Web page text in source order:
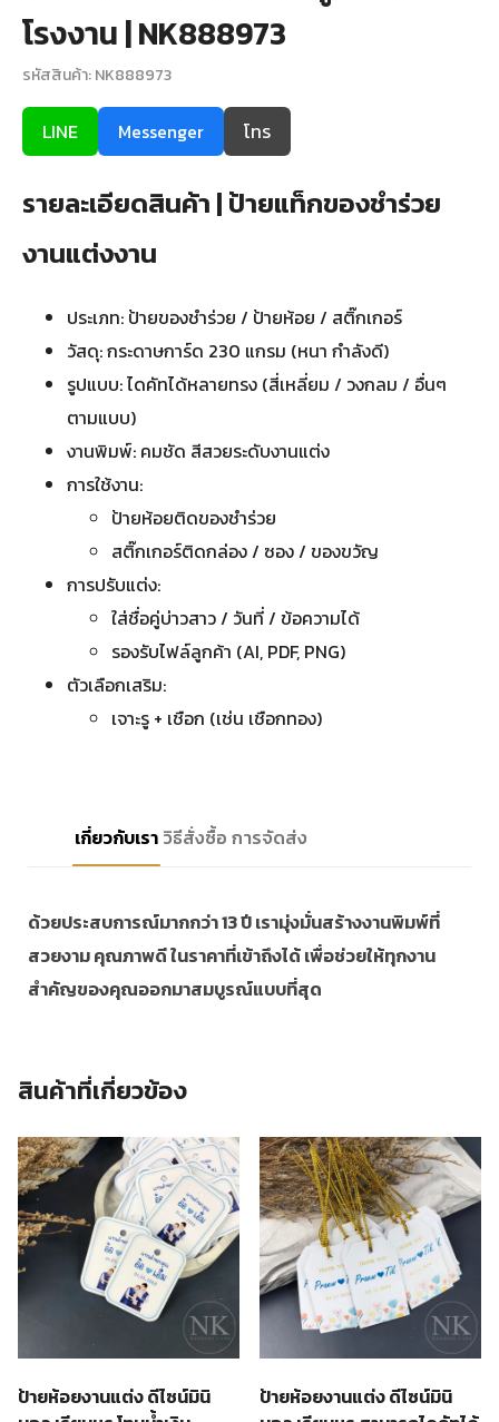
บทความ
โรงงาน | NK888973
รหัสสินค้า: NK888973
LINE Messenger โทร
รายละเอียดสินค้า | ป้ายแท็กของชำร่วย
งานแต่งงาน
ประเภท: ป้ายของชำร่วย / ป้ายห้อย / สติ๊กเกอร์
วัสดุ: กระดาษการ์ด 230 แกรม (หนา กำลังดี)
รูปแบบ: ไดคัทได้หลายทรง (สี่เหลี่ยม / วงกลม / อื่นๆ
ตามแบบ)
งานพิมพ์: คมชัด สีสวยระดับงานแต่ง
การใช้งาน:
ป้ายห้อยติดของชำร่วย
สติ๊กเกอร์ติดกล่อง / ซอง / ของขวัญ
การปรับแต่ง:
ใส่ชื่อคู่บ่าวสาว / วันที่ / ข้อความได้
รองรับไฟล์ลูกค้า (AI, PDF, PNG)
ตัวเลือกเสริม:
เจาะรู + เชือก (เช่น เชือกทอง)
เกี่ยวกับเรา วิธีสั่งซื้อ การจัดส่ง
ด้วยประสบการณ์มากกว่า 13 ปี เรามุ่งมั่นสร้างงานพิมพ์ที่
สวยงาม คุณภาพดี ในราคาที่เข้าถึงได้ เพื่อช่วยให้ทุกงาน
สำคัญของคุณออกมาสมบูรณ์แบบที่สุด
สินค้าที่เกี่ยวข้อง
ป้ายห้อยงานแต่ง ดีไซน์มินิ
ป้ายห้อยงานแต่ง ดีไซน์มินิ